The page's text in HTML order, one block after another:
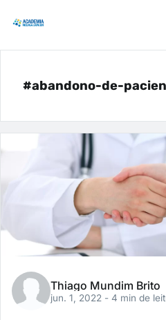
#abandono-de-
Thiago Mundim Brito
jun. 1, 2022 - 4 min de